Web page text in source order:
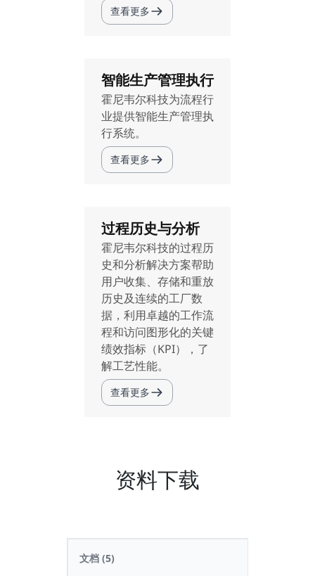
查看更多
智能生产管理执行
霍尼韦尔科技为流程行
业提供智能生产管理执
行系统。
查看更多
过程历史与分析
霍尼韦尔科技的过程历
史和分析解决方案帮助
用户收集、存储和重放
历史及连续的工厂数
据，利用卓越的工作流
程和访问图形化的关键
绩效指标（KPI），了
解工艺性能。
查看更多
资料下载
文档 (5)